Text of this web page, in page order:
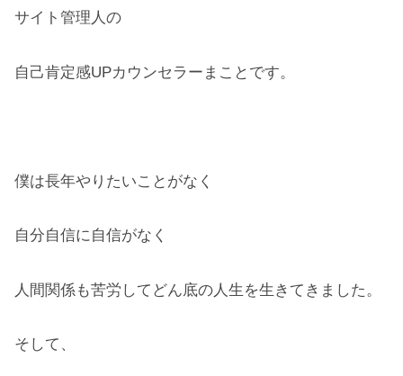
サイト管理人の
自己肯定感UPカウンセラーまことです。
僕は長年やりたいことがなく
自分自信に自信がなく
人間関係も苦労してどん底の人生を生きてきました。
そして、